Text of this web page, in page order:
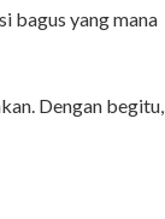
bagus yang mana
Dengan begitu,